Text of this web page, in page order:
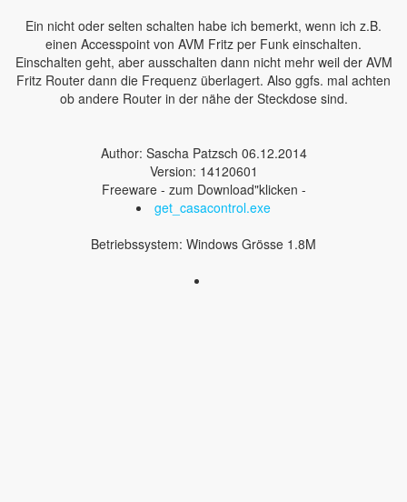
Ein nicht oder selten schalten habe ich bemerkt, wenn ich z.B.
einen Accesspoint von AVM Fritz per Funk einschalten.
Einschalten geht, aber ausschalten dann nicht mehr weil der AVM
Fritz Router dann die Frequenz überlagert. Also ggfs. mal achten
ob andere Router in der nähe der Steckdose sind.
Author: Sascha Patzsch 06.12.2014
Version: 14120601
Freeware - zum Download"klicken -
get_casacontrol.exe
Betriebssystem: Windows Grösse 1.8M